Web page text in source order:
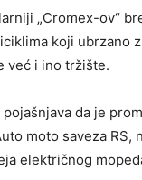
„Cromex-ov“
koji ubrzano
već i ino tržište.
da je
moto saveza
električnog